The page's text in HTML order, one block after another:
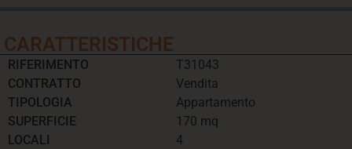
CARATTERISTICHE
RIFERIMENTO
CONTRATTO
TIPOLOGIA
SUPERFICIE
LOCALI
T31043
Vendita
Appartamento
170 mq
4